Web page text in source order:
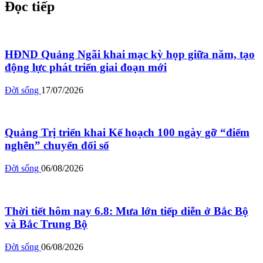
Đọc tiếp
HĐND Quảng Ngãi khai mạc kỳ họp giữa năm, tạo
động lực phát triển giai đoạn mới
Đời sống 17/07/2026
Quảng Trị triển khai Kế hoạch 100 ngày gỡ “điểm
nghẽn” chuyển đổi số
Đời sống 06/08/2026
Thời tiết hôm nay 6.8: Mưa lớn tiếp diễn ở Bắc Bộ
và Bắc Trung Bộ
Đời sống 06/08/2026